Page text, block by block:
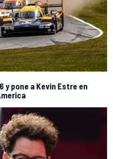
y pone a Kevin Estre en